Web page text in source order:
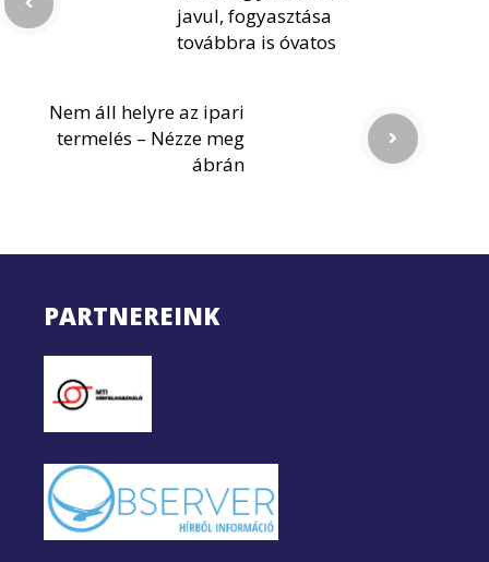
javul, fogyasztása
továbbra is óvatos
Nem áll helyre az ipari
termelés – Nézze meg
ábrán
PARTNEREINK